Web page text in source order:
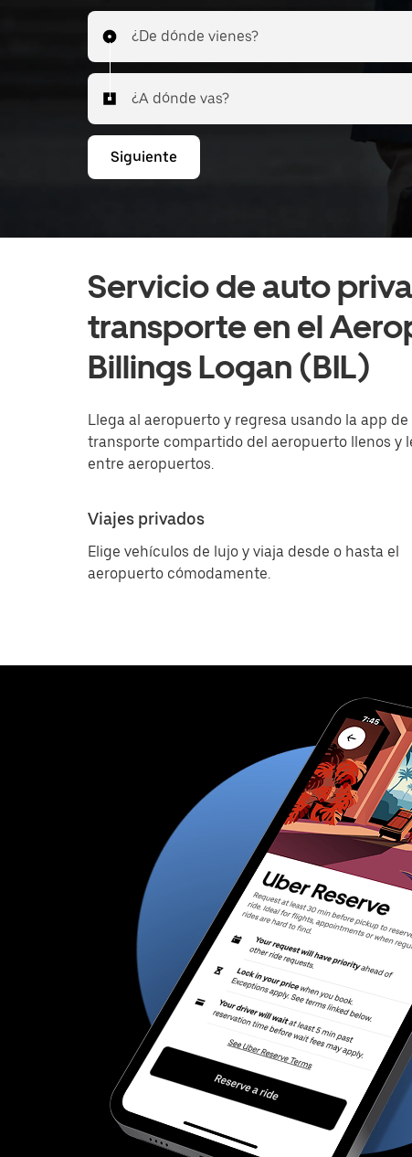
¿De dónde vienes?
¿A dónde vas?
Siguiente
Servicio de auto
transporte en el
Billings Logan (BIL)
Llega al aeropuerto y regresa usando la app
transporte compartido del aeropuerto llenos y
entre aeropuertos.
Viajes privados
Elige vehículos de lujo y viaja desde o hasta el
aeropuerto cómodamente.